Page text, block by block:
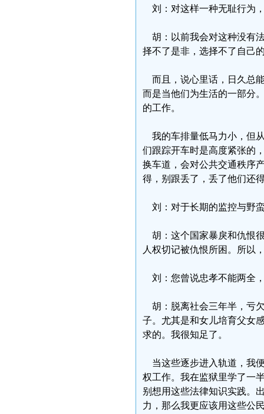
刘：对这样一种无耻行为
胡：以前我会对这种没有
择不了是非，选择不了自己
而且，说心里话，日久总
而是当他们为生活的一部分
的工作。
我的车排量低马力小，但
们跟踪开车时是高度紧张的
换车道，会对公共交通秩序
得，别跟丢了，丢了他们还
刘：对于长期的监控与野
胡：这个国家暴戾和仇恨
人权切记被仇恨所困。所以
刘：您曾说忠孝不能两全
胡：脱离社会三年半，亏
子。尤其是和女儿培育父女
求的。我很知足了。
当这些逐步进入轨道，我
权工作。我在监狱里学了一
别想用这些法律知识实践。
力，那么我更应该用这些公